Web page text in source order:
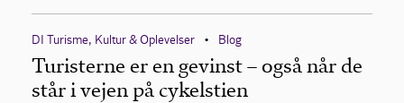
DI Turisme, Kultur & Oplevelser • Blog
Turisterne er en gevinst – også når de
står i vejen på cykelstien